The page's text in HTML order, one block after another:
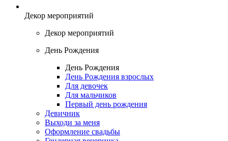
Декор мероприятий
Декор мероприятий
День Рождения
День Рождения
День Рождения взрослых
Для девочек
Для мальчиков
Первый день рождения
Девичник
Выходи за меня
Оформление свадьбы